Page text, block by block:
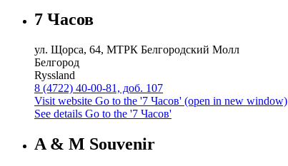
7 Часов
ул. Щорса, 64, МТРК Белгородский Молл
Белгород
Ryssland
8 (4722) 40-00-81, доб. 107
Visit website Go to the '7 Часов' (open in new window)
See details Go to the '7 Часов'
A & M Souvenir